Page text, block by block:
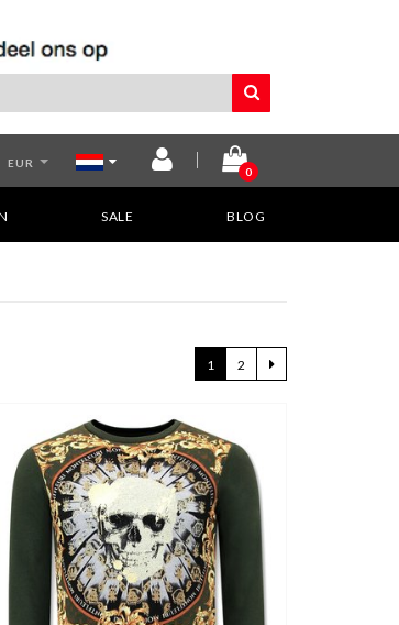
EUR
0
SALE BLOG
1 2